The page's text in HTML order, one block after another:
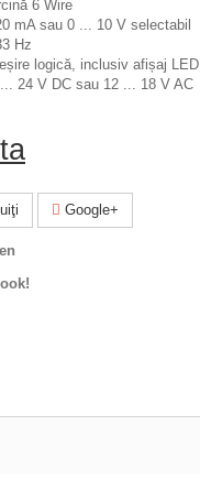
6 Wire
mA sau 0 ... 10 V selectabil
Hz
logică, inclusiv afișaj LED
24 V DC sau 12 ... 18 V AC
Google+